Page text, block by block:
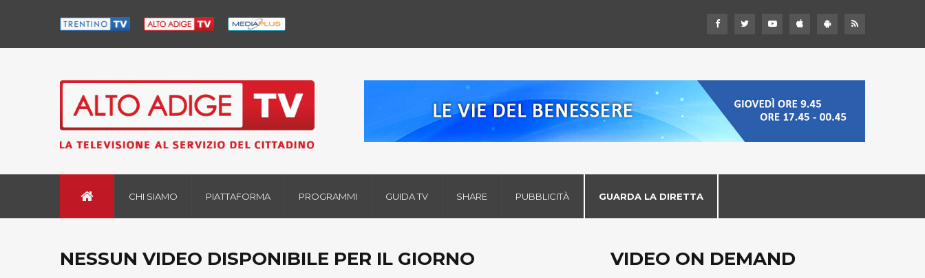
CHI SIAMO PIATTAFORMA PROGRAMMI GUIDA TV SHARE PUBBLICITÀ GUARDA LA DIRETTA
NESSUN VIDEO DISPONIBILE PER IL GIORNO VIDEO ON DEMAND